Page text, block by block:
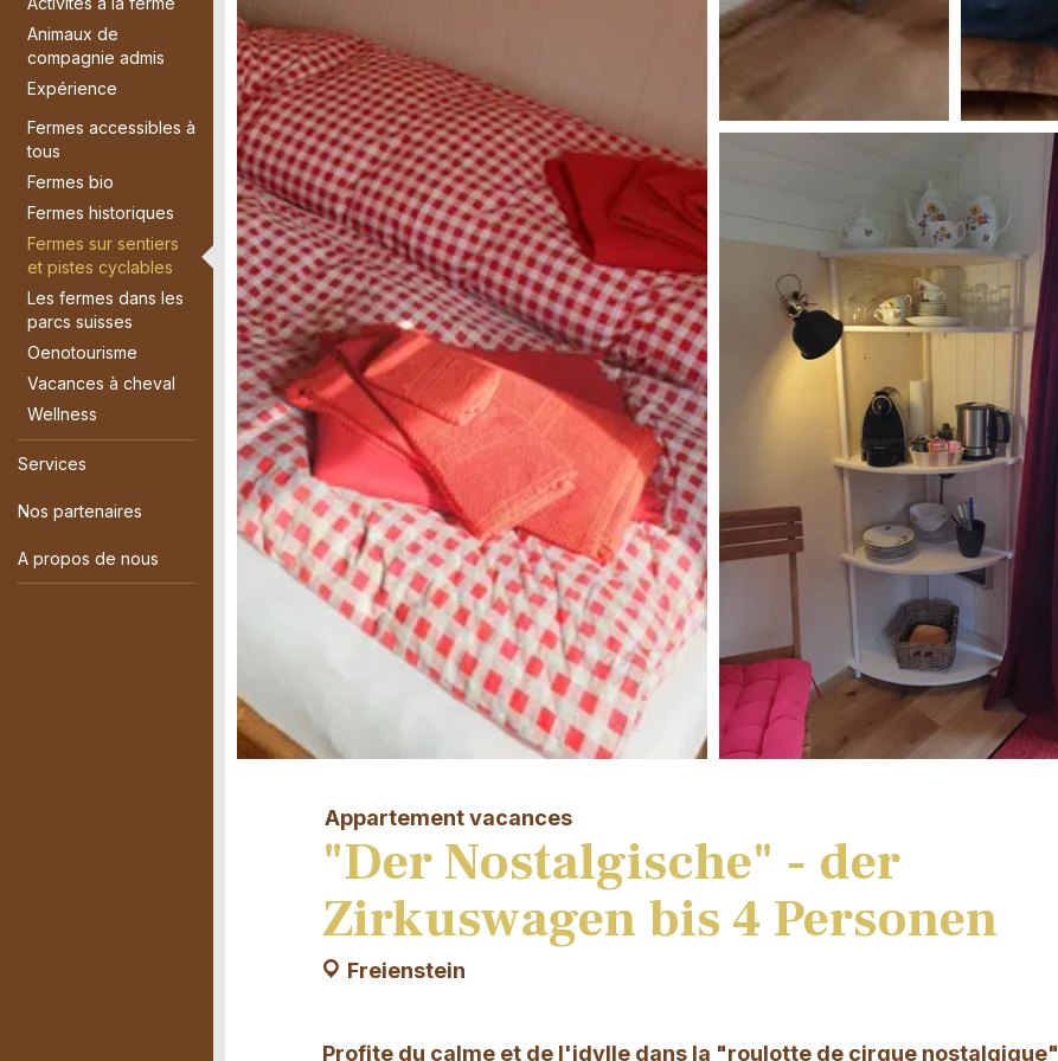
Animaux de
compagnie admis
Expérience
Fermes accessibles à
tous
Fermes bio
Fermes historiques
Fermes sur sentiers
et pistes cyclables
Les fermes dans les
parcs suisses
Oenotourisme
Vacances à cheval
Wellness
Services
Nos partenaires
A propos de nous
Appartement vacances
"Der Nostalgische" - der
Zirkuswagen bis 4 Personen
Freienstein
Profite du calme et de l'idylle dans la "roulotte de cirque nostalgique"